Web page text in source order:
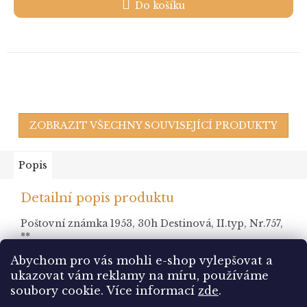
Abychom pro vás mohli e-shop vylepšovat a
ukazovat vám reklamy na míru, používáme
soubory cookie. Více informací zde.
Do košíku
ZOBRAZIT VŠECHNY SOUVISEJÍCÍ PRODUKTY
Popis
Detailní popis produktu
Poštovní známka 1953, 30h Destinová, II.typ, Nr.757,
**